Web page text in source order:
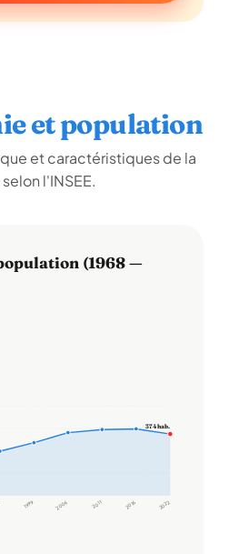
et population
et caractéristiques de la
l'INSEE.
(1968 —
1999 2006 2011 2016 2022
374 hab.